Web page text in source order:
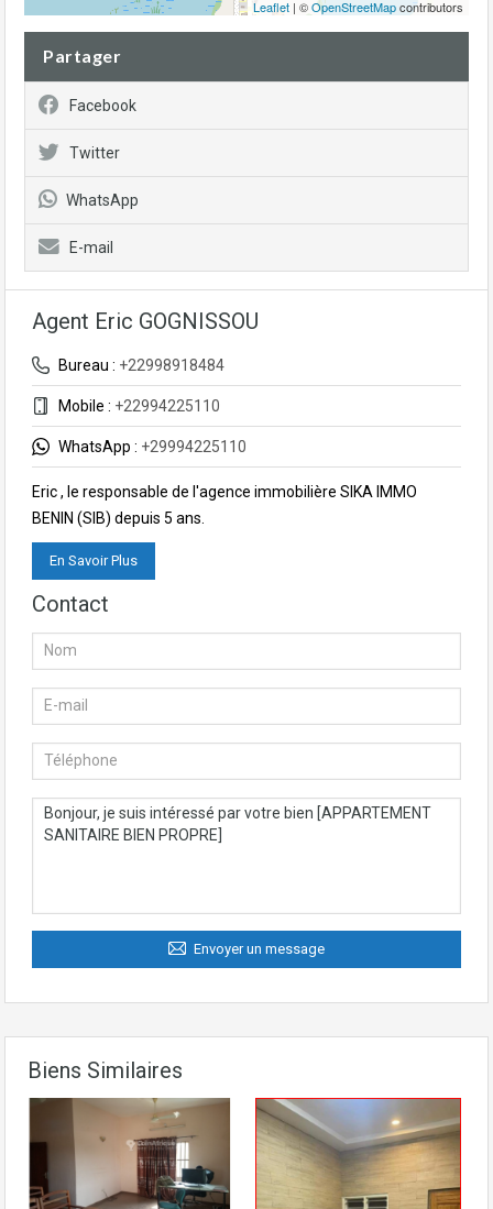
Leaflet | ©OpenStreetMapcontributors
Partager
Facebook
Twitter
WhatsApp
E-mail
Agent Eric GOGNISSOU
Bureau : +22998918484
Mobile : +22994225110
WhatsApp : +29994225110
Eric , le responsable de l'agence immobilière SIKA IMMO
BENIN (SIB) depuis 5 ans.
En Savoir Plus
Contact
Envoyer un message
Biens Similaires